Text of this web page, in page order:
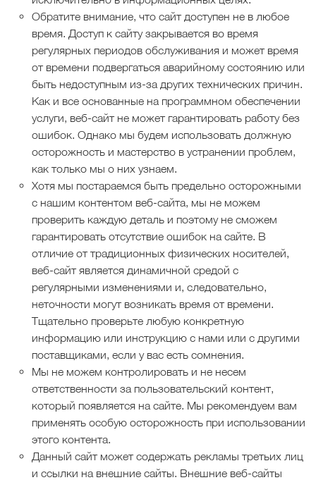
Обратите внимание, что сайт доступен не в любое
время. Доступ к сайту закрывается во время
регулярных периодов обслуживания и может время
от времени подвергаться аварийному состоянию или
быть недоступным из-за других технических причин.
Как и все основанные на программном обеспечении
услуги, веб-сайт не может гарантировать работу без
ошибок. Однако мы будем использовать должную
осторожность и мастерство в устранении проблем,
как только мы о них узнаем.
Хотя мы постараемся быть предельно осторожными
с нашим контентом веб-сайта, мы не можем
проверить каждую деталь и поэтому не сможем
гарантировать отсутствие ошибок на сайте. В
отличие от традиционных физических носителей,
веб-сайт является динамичной средой с
регулярными изменениями и, следовательно,
неточности могут возникать время от времени.
Тщательно проверьте любую конкретную
информацию или инструкцию с нами или с другими
поставщиками, если у вас есть сомнения.
Мы не можем контролировать и не несем
ответственности за пользовательский контент,
который появляется на сайте. Мы рекомендуем вам
применять особую осторожность при использовании
этого контента.
Данный сайт может содержать рекламы третьих лиц
и ссылки на внешние сайты. Внешние веб-сайты